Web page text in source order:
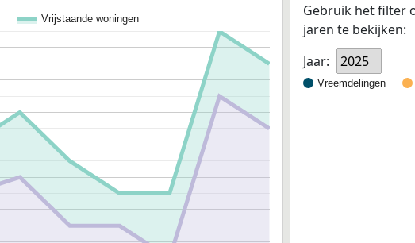
Vrijstaande woningen
Gebruik het filter
jaren te bekijken:
Jaar:
2025
Vreemdelingen